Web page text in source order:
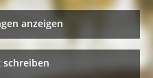
anzeigen
schreiben